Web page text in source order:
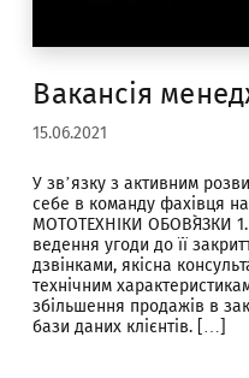
Вакансія
15.06.2021
У зв’язку з активним
себе в команду фахівця
МОТОТЕХНІКИ ОБОВ`ЯЗКИ 1.
ведення угоди до її
дзвінками, якісна
технічним
збільшення продажів в
бази даних клієнтів. […]